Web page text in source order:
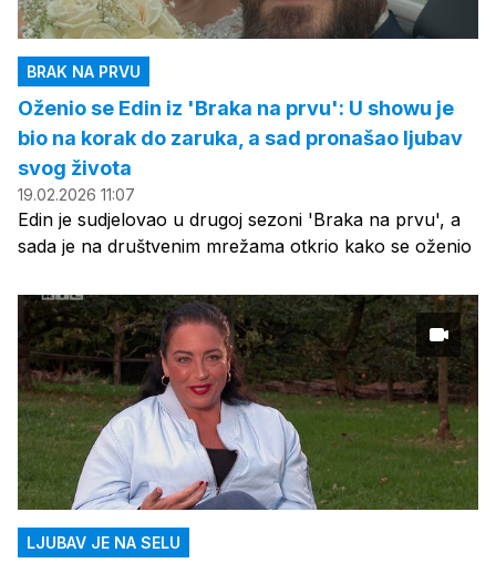
BRAK NA PRVU
Oženio se Edin iz 'Braka na prvu': U showu je
bio na korak do zaruka, a sad pronašao ljubav
svog života
19.02.2026 11:07
Edin je sudjelovao u drugoj sezoni 'Braka na prvu', a
sada je na društvenim mrežama otkrio kako se oženio
LJUBAV JE NA SELU